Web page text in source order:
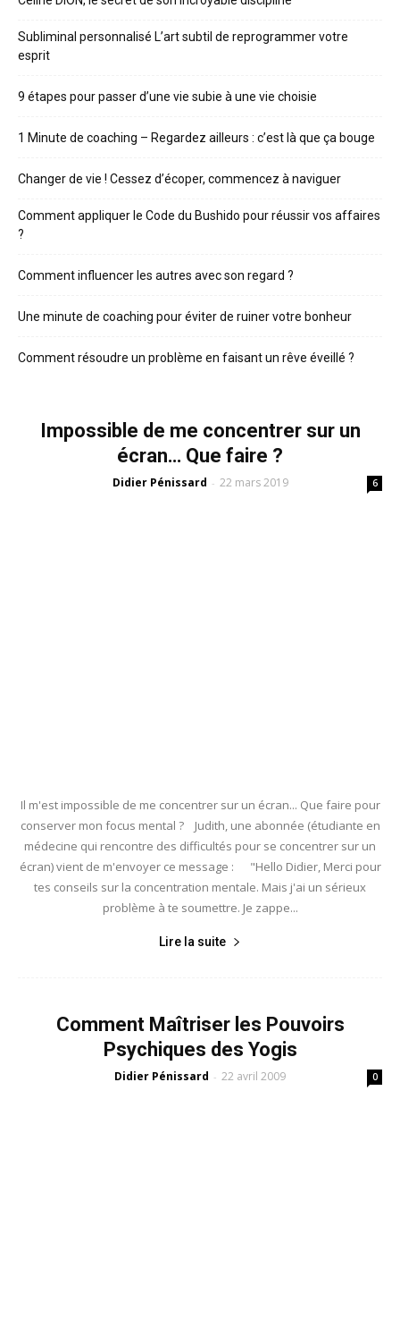
Subliminal personnalisé L’art subtil de reprogrammer votre
esprit
9 étapes pour passer d’une vie subie à une vie choisie
1 Minute de coaching – Regardez ailleurs : c’est là que ça bouge
Changer de vie ! Cessez d’écoper, commencez à naviguer
Comment appliquer le Code du Bushido pour réussir vos affaires
?
Comment influencer les autres avec son regard ?
Une minute de coaching pour éviter de ruiner votre bonheur
Comment résoudre un problème en faisant un rêve éveillé ?
Impossible de me concentrer sur un
écran… Que faire ?
Didier Pénissard - 22 mars 2019 6
Il m'est impossible de me concentrer sur un écran... Que faire pour
conserver mon focus mental ? Judith, une abonnée (étudiante en
médecine qui rencontre des difficultés pour se concentrer sur un
écran) vient de m'envoyer ce message : "Hello Didier, Merci pour
tes conseils sur la concentration mentale. Mais j'ai un sérieux
problème à te soumettre. Je zappe...
Lire la suite
Comment Maîtriser les Pouvoirs
Psychiques des Yogis
Didier Pénissard - 22 avril 2009 0